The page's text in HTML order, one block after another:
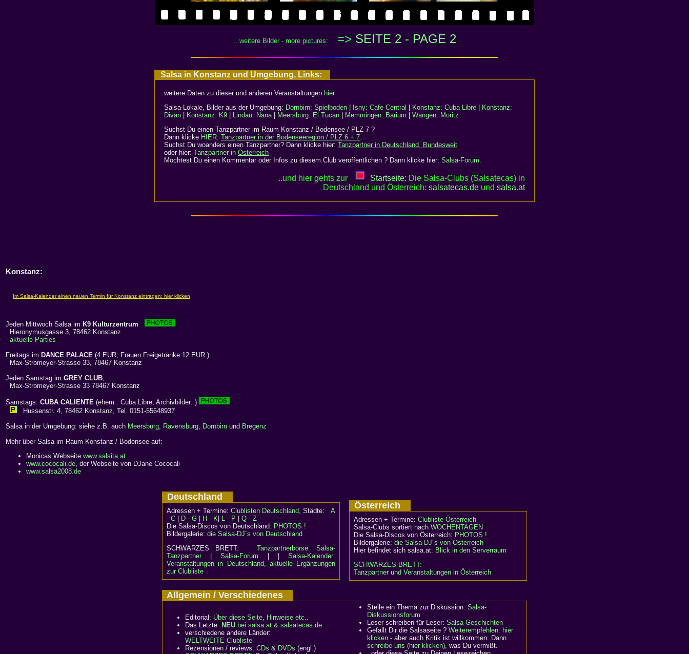
...weitere Bilder - more pictures: => SEITE 2 - PAGE 2
Salsa in Konstanz und Umgebung, Links:
weitere Daten zu dieser und anderen Veranstaltungen hier
Salsa-Lokale, Bilder aus der Umgebung: Dornbirn: Spielboden Isny: Cafe Central Konstanz: Cuba Libre
Konstanz:
Divan
Konstanz: K9 Lindau: Nana| Meersburg: El Tucan Memmingen: Barium
Wangen: Moritz
Suchst Du einen Tanzpartner im Raum Konstanz / Bodensee / PLZ 7 ?
Dann klicke HIER: Tanzpartner in der Bodenseeregion / PLZ 6 + 7.
Suchst Du woanders einen Tanzpartner? Dann klicke hier: Tanzpartner in Deutschland, Bundesweit
oder hier: Tanzpartner in Österreich
Möchtest Du einen Kommentar oder Infos zu diesem Club veröffentlichen ? Dann klicke hier: Salsa-Forum.
..und hier gehts zur Startseite: Die Salsa-Clubs (Salsatecas) in
Deutschland und Österreich: salsatecas.de und salsa.at
Konstanz:
Jeden Mittwoch Salsa im K9 Kulturzentrum
Hieronymusgasse 3, 78462 Konstanz
aktuelle Parties
Freitags im DANCE PALACE (4 EUR; Frauen Freigetränke 12 EUR )
Max-Stromeyer-Strasse 33, 78467 Konstanz
Jeden Samstag im GREY CLUB,
Max-Stromeyer-Strasse 33 78467 Konstanz
Samstags: CUBA CALIENTE (ehem.: Cuba Libre, Archivbilder: )
Hussenstr. 4, 78462 Konstanz, Tel. 0151-55648937
Salsa in der Umgebung: siehe z.B. auch Meersburg, Ravensburg, Dornbirn und Bregenz
Mehr über Salsa im Raum Konstanz / Bodensee auf:
Monicas Webseite www.salsita.at
www.cococali.de, der Webseite von DJane Cococali
www.salsa2008.de
Deutschland
Adressen + Termine: Clublisten Deutschland, Städte: A
- C
D - G H - K L - P
Q - Z
Die Salsa-Discos von Deutschland: PHOTOS !
Bildergalerie: die Salsa-DJ´s von Deutschland
SCHWARZES BRETT:Tanzpartnerbörse: Salsa-
Tanzpartner|Salsa-Forum | |Salsa-Kalender:
Veranstaltungen in Deutschland, aktuelle Ergänzungen
zur Clubliste
Österreich
Adressen + Termine: Clubliste Österreich
Salsa-Clubs sortiert nach WOCHENTAGEN
Die Salsa-Discos von Österreich: PHOTOS !
Bildergalerie: die Salsa-DJ´s von Österreich
Hier befindet sich salsa.at: Blick in den Serverraum
SCHWARZES BRETT:
Tanzpartner und Veranstaltungen in Österreich
Allgemein / Verschiedenes
Editorial: Über diese Seite, Hinweise etc..
Das Letzte: NEU bei salsa.at & salsatecas.de
verschiedene andere Länder:
WELTWEITE Clubliste
Rezensionen / reviews: CDs & DVDs (engl.)
Stelle ein Thema zur Diskussion: Salsa-
Diskussionsforum
Leser schreiben für Leser: Salsa-Geschichten
Gefällt Dir die Salsaseite ? Weiterempfehlen: hier
klicken - aber auch Kritik ist willkommen: Dann
schreibe uns (hier klicken), was Du vermißt.